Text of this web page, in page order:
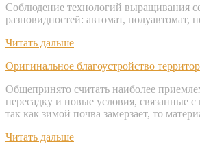
Соблюдение технологий выращивания
разновидностей: автомат,
Читать дальше
Оригинальное благоустройство
Общепринято считать наиболее
пересадку и новые условия, связанные
так как зимой почва замерзает, то
Читать дальше